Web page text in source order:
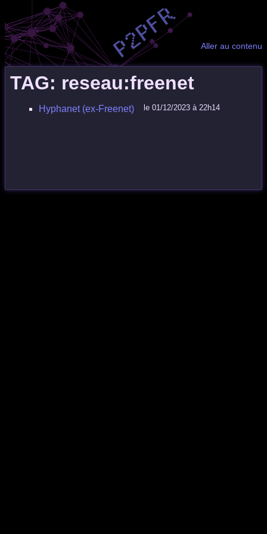
Aller au contenu
TAG: reseau:freenet
Hyphanet (ex-Freenet) le 01/12/2023 à 22h14